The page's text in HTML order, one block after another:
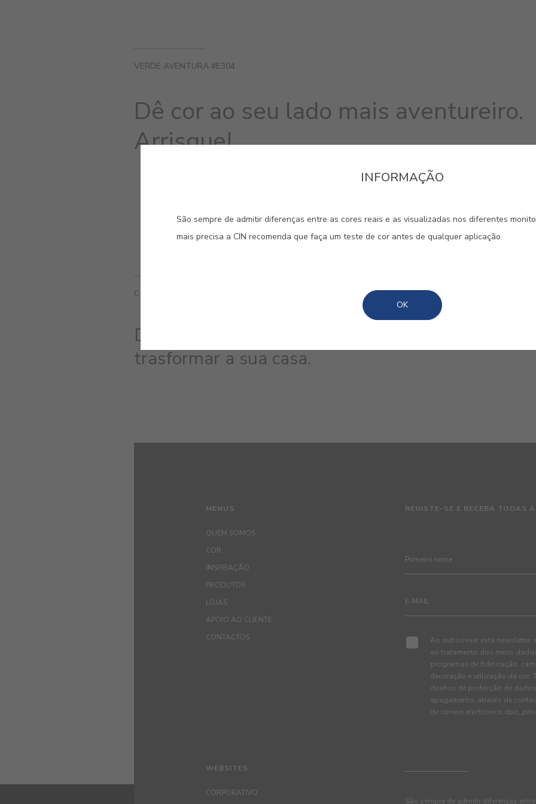
VERDE AVENTURA #E304
Dê cor ao seu lado mais aventureiro.
Arrisque!
CORES RELACIONADAS
Descubra as cores mais populares para o ajudar a
trasformar a sua casa.
MENUS
QUEM SOMOS
COR
INSPIRAÇÃO
PRODUTOS
LOJAS
APOIO AO CLIENTE
CONTACTOS
REGISTE-SE E RECEBA TODAS
Ao subscrever esta newsletter
ao tratamento dos meus
programas de fidelização,
decoração e utilização da cor.
direitos de protecção de
apagamento, através de
de correio electrónico
WEBSITES
CORPORATIVO
São sempre de admitir diferenças
INFORMAÇÃO
São sempre de admitir diferenças entre as cores reais e as visualizadas nos diferentes
mais precisa a CIN recomenda que faça um teste de cor antes de qualquer aplicação.
OK